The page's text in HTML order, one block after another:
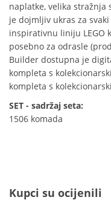
naplatke, velika
je dojmljiv ukras za
inspirativnu liniju LEGO
posebno za odrasle
Builder dostupna je
kompleta s
kompleta s
SET - sadržaj seta:
1506 komada
Kupci su ocijenili